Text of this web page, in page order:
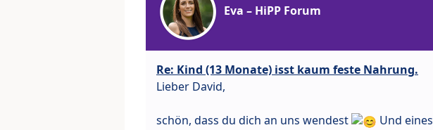
Eva – HiPP Forum
Re: Kind (13 Monate) isst kaum feste Nahrung.
Lieber David,
schön, dass du dich an uns wendest
Und